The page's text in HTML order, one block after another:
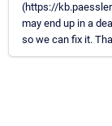
(https://
may end up in a
so we can fix it.